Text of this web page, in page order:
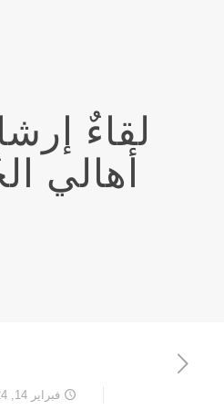
لقاءٌ
أهالي
فبراير 14, 2024